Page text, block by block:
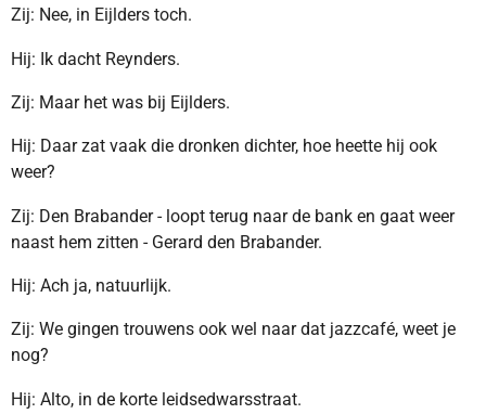
Zij: Nee, in Eijlders toch.
Hij: Ik dacht Reynders.
Zij: Maar het was bij Eijlders.
Hij: Daar zat vaak die dronken dichter, hoe heette hij ook
weer?
Zij: Den Brabander - loopt terug naar de bank en gaat weer
naast hem zitten - Gerard den Brabander.
Hij: Ach ja, natuurlijk.
Zij: We gingen trouwens ook wel naar dat jazzcafé, weet je
nog?
Hij: Alto, in de korte leidsedwarsstraat.